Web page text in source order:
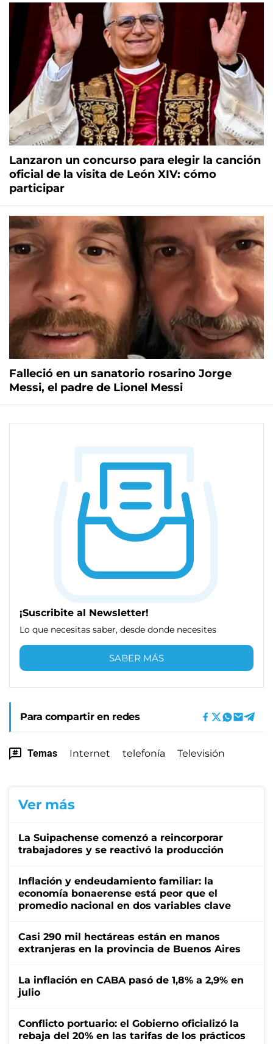
Lanzaron un concurso para elegir la canción
oficial de la visita de León XIV: cómo
participar
Falleció en un sanatorio rosarino Jorge
Messi, el padre de Lionel Messi
¡Suscribite al Newsletter!
Lo que necesitas saber, desde donde necesites
SABER MÁS
Para compartir en redes
Temas Internet telefonía Televisión
Ver más
La Suipachense comenzó a reincorporar
trabajadores y se reactivó la producción
Inflación y endeudamiento familiar: la
economía bonaerense está peor que el
promedio nacional en dos variables clave
Casi 290 mil hectáreas están en manos
extranjeras en la provincia de Buenos Aires
La inflación en CABA pasó de 1,8% a 2,9% en
julio
Conflicto portuario: el Gobierno oficializó la
rebaja del 20% en las tarifas de los prácticos